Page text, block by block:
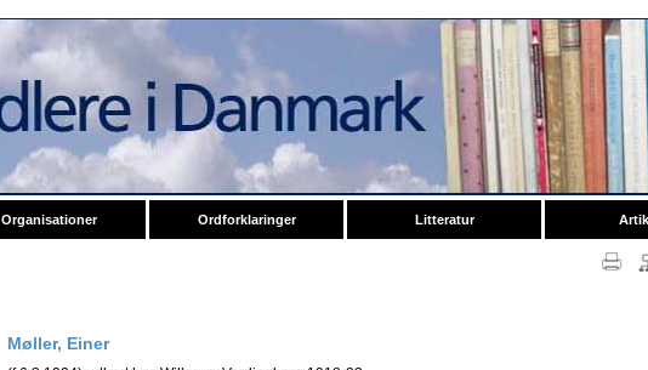
Organisationer Ordforklaringer Litteratur
Møller, Einer